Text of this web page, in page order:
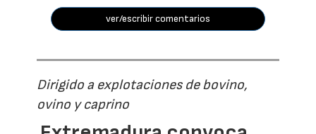
ver/escribir comentarios
Dirigido a explotaciones de bovino,
ovino y caprino